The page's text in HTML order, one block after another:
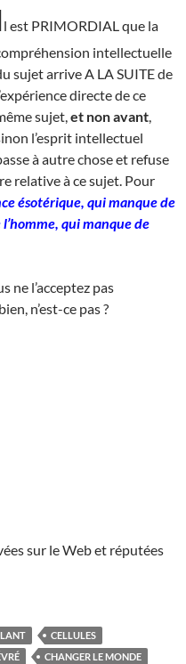
l est PRIMORDIAL que la
intellectuelle
sujet arrive A LA SUITE de
directe de ce
sujet, et non avant
l’esprit intellectuel
à autre chose et refuse
relative à ce sujet. Pour
ésotérique, qui manque de
qui manque de
ne l’acceptez pas
n’est-ce pas ?
sur le Web et réputées
CELLULES
CHANGER LE MONDE